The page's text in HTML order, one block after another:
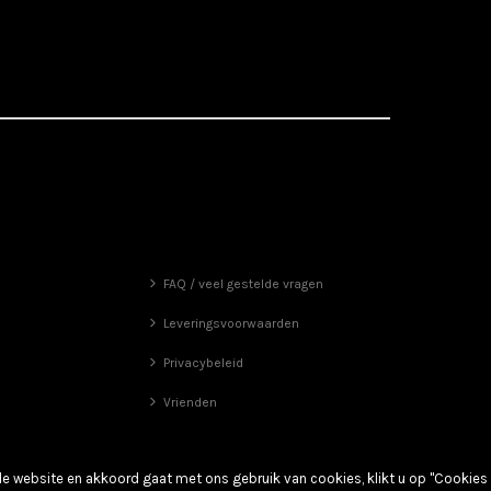
FAQ / veel gestelde vragen
Leveringsvoorwaarden
Privacybeleid
Vrienden
website en akkoord gaat met ons gebruik van cookies, klikt u op "Cookies